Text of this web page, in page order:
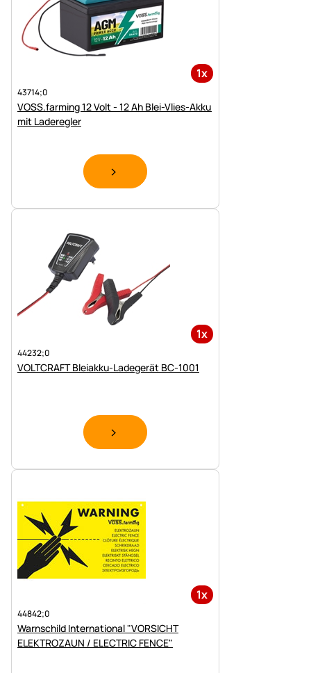
1x
43714;0
VOSS.farming 12 Volt - 12 Ah Blei-Vlies-Akku
mit Laderegler
1x
44232;0
VOLTCRAFT Bleiakku-Ladegerät BC-1001
1x
44842;0
Warnschild International "VORSICHT
ELEKTROZAUN / ELECTRIC FENCE"